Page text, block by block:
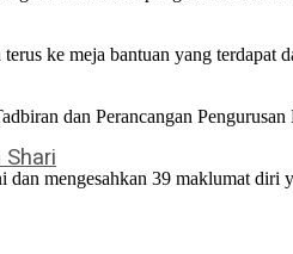
ke meja bantuan yang terdapat
dan Perancangan
dan mengesahkan 39 maklumat